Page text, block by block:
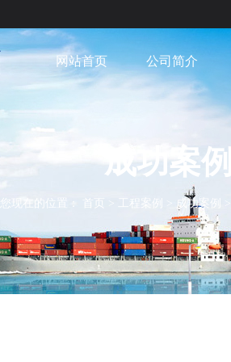
网站首页 公司简介
成功案例
您现在的位置： 首页 > 工程案例 > 成功案例 >